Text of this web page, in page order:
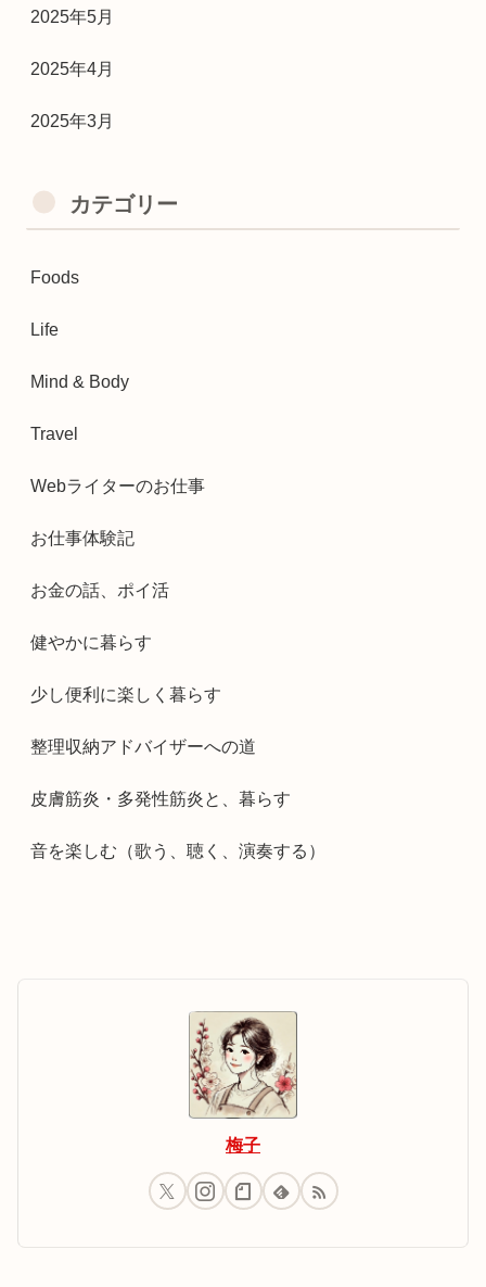
2025年5月
2025年4月
2025年3月
カテゴリー
Foods
Life
Mind & Body
Travel
Webライターのお仕事
お仕事体験記
お金の話、ポイ活
健やかに暮らす
少し便利に楽しく暮らす
整理収納アドバイザーへの道
皮膚筋炎・多発性筋炎と、暮らす
音を楽しむ（歌う、聴く、演奏する）
梅子